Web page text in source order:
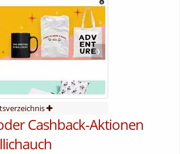
Cashback-Aktionen